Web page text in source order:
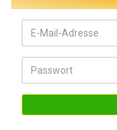
E-
Mail-
Adresse
Passwort